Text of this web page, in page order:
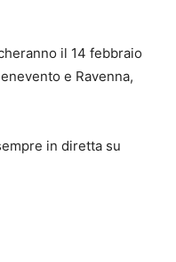
il 14 febbraio
e Ravenna,
in diretta su